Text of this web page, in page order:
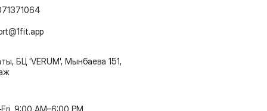
БЦ 'VERUM', Мынбаева 151,
9:00 AM–6:00 PM